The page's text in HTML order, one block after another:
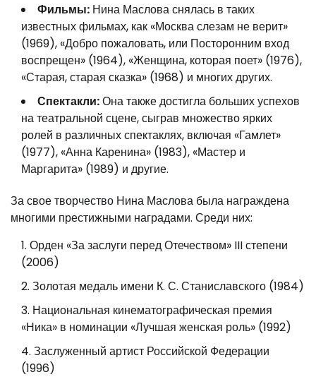
Фильмы: Нина Маслова снялась в таких
известных фильмах, как «Москва слезам не верит»
(1969), «Добро пожаловать, или Посторонним вход
воспрещен» (1964), «Женщина, которая поет» (1976),
«Старая, старая сказка» (1968) и многих других.
Спектакли:Она также достигла больших успехов
на театральной сцене, сыграв множество ярких
ролей в различных спектаклях, включая «Гамлет»
(1977), «Анна Каренина» (1983), «Мастер и
Маргарита» (1989) и другие.
За свое творчество Нина Маслова была награждена
многими престижными наградами. Среди них:
Орден «За заслуги перед Отечеством» III степени
(2006)
Золотая медаль имени К. С. Станиславского (1984)
Национальная кинематографическая премия
«Ника» в номинации «Лучшая женская роль» (1992)
Заслуженный артист Российской Федерации
(1996)